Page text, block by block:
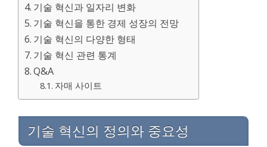
기술 혁신과 일자리 변화
기술 혁신을 통한 경제 성장의 전망
기술 혁신의 다양한 형태
기술 혁신 관련 통계
Q&A
자매 사이트
기술 혁신의 정의와 중요성